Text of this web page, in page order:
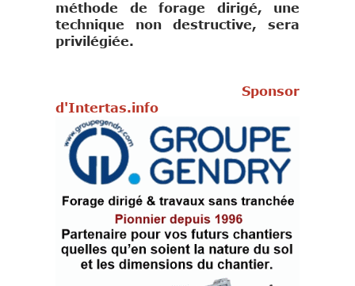
méthode de forage dirigé, une
technique non destructive, sera
privilégiée.
Sponsor
d'Intertas.info